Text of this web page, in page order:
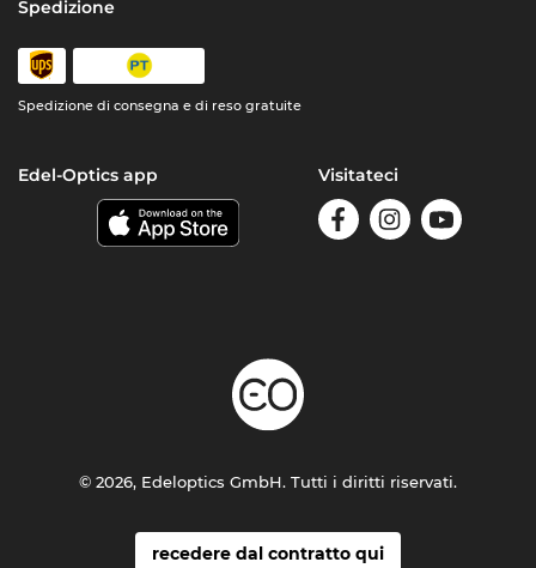
Spedizione
Spedizione di consegna e di reso gratuite
Edel-Optics app Visitateci
recedere dal contratto qui
© 2026, Edeloptics GmbH. Tutti i diritti riservati.